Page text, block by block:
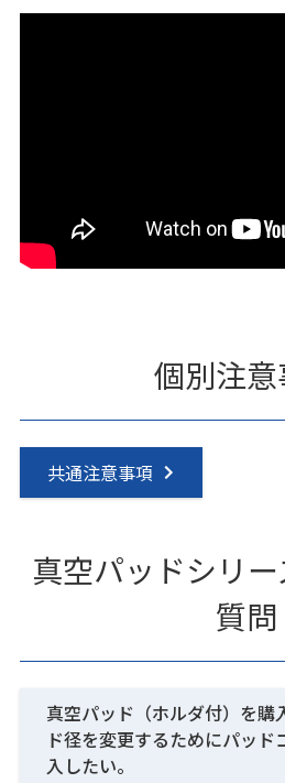
個別注
共通注意事項
真空パッドシリ
質問
真空パッド（ホルダ付）を購
ド径を変更するためにパッド
入したい。